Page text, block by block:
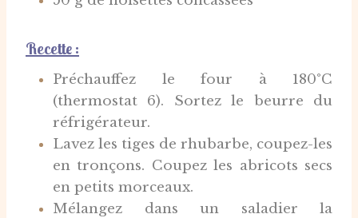
Recette :
Préchauffez le four à 180°C
(thermostat 6). Sortez le beurre du
réfrigérateur.
Lavez les tiges de rhubarbe, coupez-les
en tronçons. Coupez les abricots secs
en petits morceaux.
Mélangez dans un saladier la